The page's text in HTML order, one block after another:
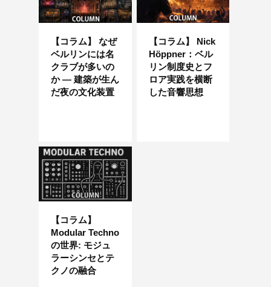
【コラム】 なぜ
ベルリンには名
クラブが多いの
か ― 建築が生ん
だ夜の文化装置
【コラム】 Nick
Höppner：ベル
リン制度史とフ
ロア実践を横断
した音響思想
【コラム】
Modular Techno
の世界: モジュ
ラーシンセとテ
クノの融合